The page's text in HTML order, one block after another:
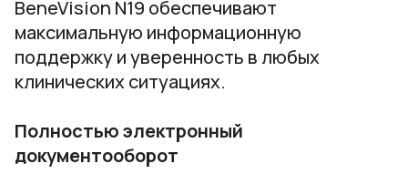
BeneVision N19 обеспечивают
максимальную информационную
поддержку и уверенность в любых
клинических ситуациях.
Полностью электронный
документооборот